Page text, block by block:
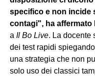
specifico e non incide
contagi", ha affermato
a Il Bo Live. La docente
dei test rapidi
una strategia che non
solo uso dei classici